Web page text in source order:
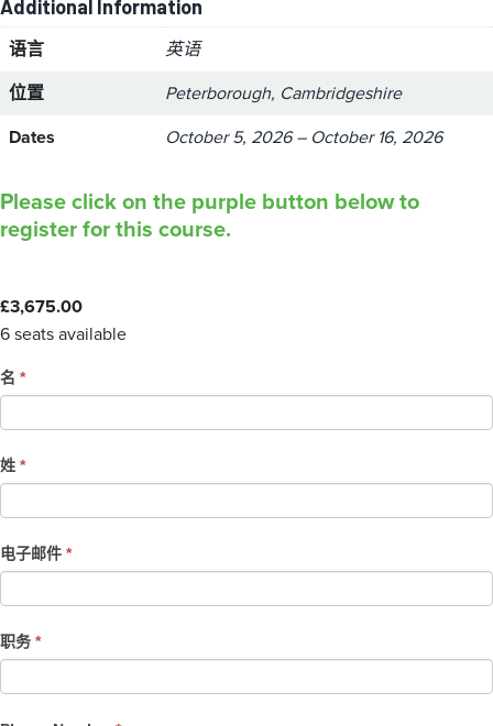
Additional Information
语言
英语
位置
Peterborough, Cambridgeshire
Dates
October 5, 2026 – October 16, 2026
Please click on the purple button below to
register for this course.
£3,675.00
6 seats available
C
o
u
r
s
e
R
e
g
s
名 *
姓 *
电子邮件 *
职务 *